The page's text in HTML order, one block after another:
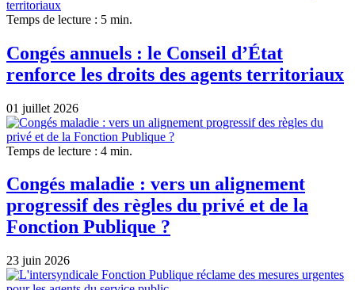
Temps de lecture : 5 min.
Congés annuels : le Conseil d’État
renforce les droits des agents territoriaux
01 juillet 2026
Temps de lecture : 4 min.
Congés maladie : vers un alignement
progressif des règles du privé et de la
Fonction Publique ?
23 juin 2026